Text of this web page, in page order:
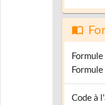
Code à